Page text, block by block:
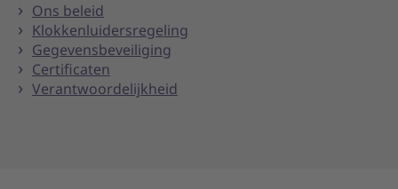
Ons beleid
Klokkenluidersregeling
Gegevensbeveiliging
Certificaten
Verantwoordelijkheid